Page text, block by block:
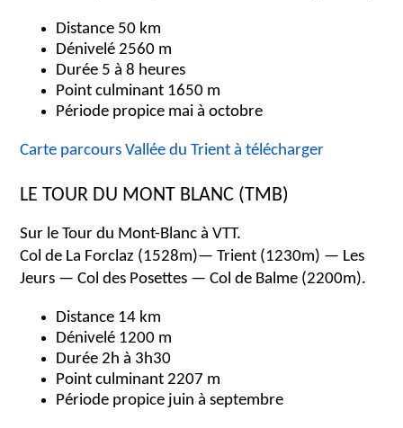
Distance 50 km
Dénivelé 2560 m
Durée 5 à 8 heures
Point culminant 1650 m
Période propice mai à octobre
Carte parcours Vallée du Trient à télécharger
LE TOUR DU MONT BLANC (TMB)
Sur le Tour du Mont-Blanc à VTT.
Col de La Forclaz (1528m)— Trient (1230m) — Les
Jeurs — Col des Posettes — Col de Balme (2200m).
Distance 14 km
Dénivelé 1200 m
Durée 2h à 3h30
Point culminant 2207 m
Période propice juin à septembre